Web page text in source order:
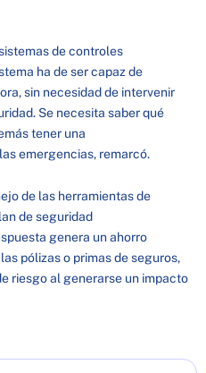
de controles
ha de ser capaz de
sin necesidad de intervenir
Se necesita saber qué
tener una
emergencias, remarcó.
de las herramientas de
de seguridad
genera un ahorro
pólizas o primas de seguros,
riesgo al generarse un impacto